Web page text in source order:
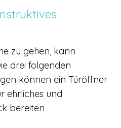
zu gehen, kann
drei folgenden
können ein Türöffner
ehrliches und
bereiten